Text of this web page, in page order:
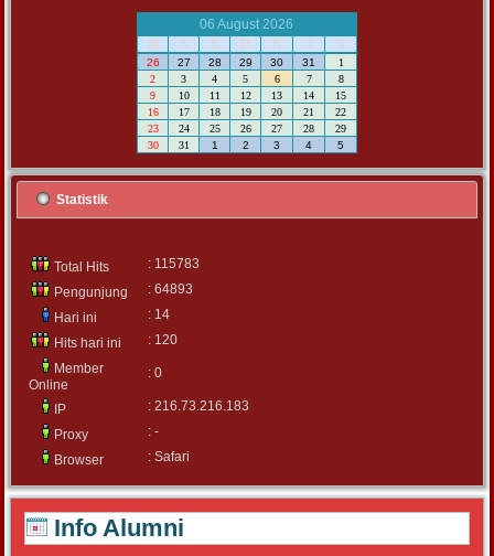
06 August 2026
M
S S R K J S
26 27 28 29 30 31
1
2
3 4 5 6 7
8
9
10 11 12 13 14
15
16
17 18 19 20 21
22
23
24 25 26 27 28
29
30
31 1 2 3 4 5
Statistik
Total Hits
: 115783
Pengunjung
: 64893
Hari ini
: 14
Hits hari ini
: 120
Member
Online
: 0
IP
: 216.73.216.183
Proxy
: -
Browser
: Safari
Info Alumni